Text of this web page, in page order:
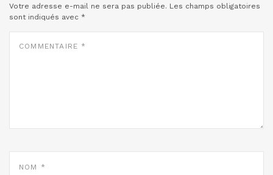
Votre adresse e-mail ne sera pas publiée. Les champs obligatoires
sont indiqués avec *
COMMENTAIRE
NOM